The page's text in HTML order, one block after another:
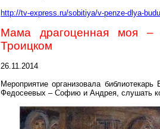
http://tv-express.ru/sobitiya/v-penze-dlya-
Мама драгоценная моя –
Троицком
26.11.2014
Мероприятие организовала
Федосеевых – Софию и Андрея, слушать